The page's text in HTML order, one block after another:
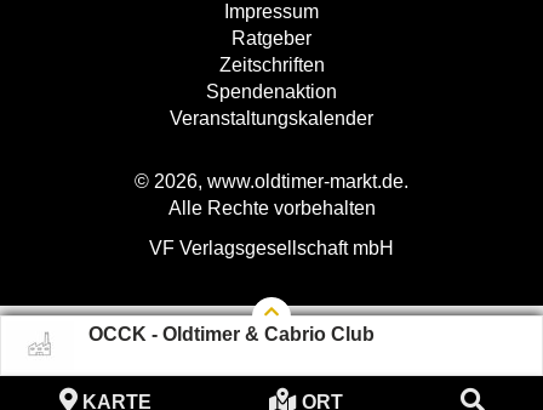
KARTE ORT
OCCK - Oldtimer & Cabrio Club
Impressum
Ratgeber
Zeitschriften
Spendenaktion
Veranstaltungskalender
© 2026, www.oldtimer-markt.de.
Alle Rechte vorbehalten
VF Verlagsgesellschaft mbH